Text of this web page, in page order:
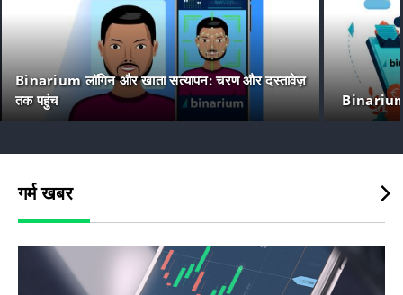
Binarium लॉगिन और खाता सत्यापन: चरण और दस्तावेज़
तक पहुंच
Binarium
गर्म खबर